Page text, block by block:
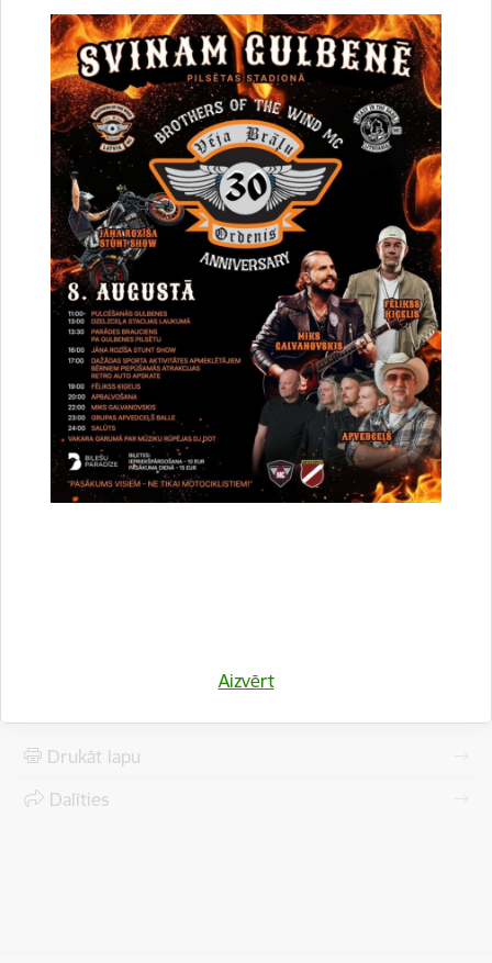
Aizvērt
bronzas medaļas, bet 2005.gadā ierindojās otrajā vietā
Baltijas Basketbola līgas otrajā divīzijā.” Ar Egila viedokli sporta
jautājumos sāka rēķināties visā Latvijā. Egils Čakars prata
komandai atrast atbalstītājus un radīt apstākļus, kuros “Buku”
fenomens varēja uzplaukt visā savā krāšņumā. Buku
basketbolisti viņu uztvēra gandrīz kā tēvu, jo viņš visdedzīgāk
priecājās par katru uzvaru un vissāpīgāk pārdzīvoja katru
zaudējumu. “Ar labām sekmēm “Bumerangs/ASK” vairākkārt
pārstāvēja Latviju pasaules militārpersonu meistarsacīkstēs,
kur 2005.gadā izcīnīja bronzas medaļas, bet 2005. un
2006.gadā triumfēja NATO sporta spēļu basketbola turnīrā.
Visos šajos turnīros un spēlēs komandu balstīja, stimulēja un
arī kā līdzjutējs par tās veiksmēm un neveiksmēm pārdzīvoja
Gulbenes un sporta patriots Egils Čakars...”
Gulbenes patriots, basketbola krusttēvs, sportistu aizbildnis,
cilvēks ar apbrīnojamu enerģiju un diplomāta spējām – tāds
viņš palicis sportistu un sporta draugu atmiņā, un par to, ka
viņa ieguldījums ir novērtēts un nav aizmirsts, liecina
Drukāt lapu
Dalīties